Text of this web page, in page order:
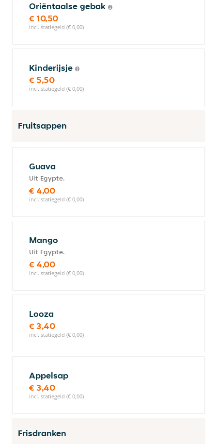
Oriëntaalse gebak
€ 10,50
incl. statiegeld (€ 0,00)
Kinderijsje
€ 5,50
incl. statiegeld (€ 0,00)
Fruitsappen
Guava
Uit Egypte.
€ 4,00
incl. statiegeld (€ 0,00)
Mango
Uit Egypte.
€ 4,00
incl. statiegeld (€ 0,00)
Looza
€ 3,40
incl. statiegeld (€ 0,00)
Appelsap
€ 3,40
incl. statiegeld (€ 0,00)
Frisdranken